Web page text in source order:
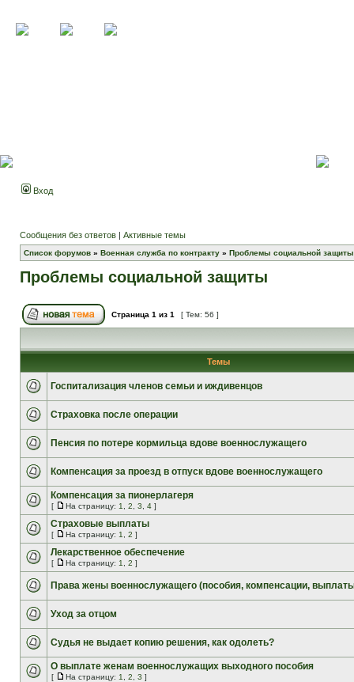
Вход
Сообщения без ответов | Активные темы
Список форумов » Военная служба по контракту » Проблемы социальной защиты
Проблемы социальной защиты
Страница 1 из 1 [ Тем: 56 ]
Темы
Госпитализация членов семьи и иждивенцов
Страховка после операции
Пенсия по потере кормильца вдове военнослужащего
Компенсация за проезд в отпуск вдове военнослужащего
Компенсация за пионерлагеря
[ На страницу: 1 2 3 4 ]
Страховые выплаты
[ На страницу: 1 2 ]
Лекарственное обеспечение
[ На страницу: 1 2 ]
Права жены военнослужащего (пособия, компенсации,
Уход за отцом
Судья не выдает копию решения, как одолеть?
О выплате женам военнослужащих выходного пособия
[ На страницу: 1 2 3 ]